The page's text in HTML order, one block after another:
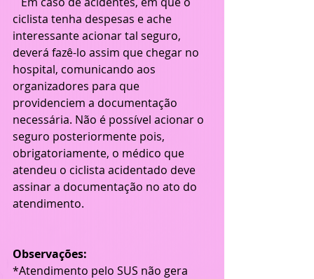
ciclista tenha despesas e ache
interessante acionar tal seguro,
deverá fazê-lo assim que chegar no
hospital, comunicando aos
organizadores para que
providenciem a documentação
necessária. Não é possível acionar o
seguro posteriormente pois,
obrigatoriamente, o médico que
atendeu o ciclista acidentado deve
assinar a documentação no ato do
atendimento.
Observações:
*Atendimento pelo SUS não gera